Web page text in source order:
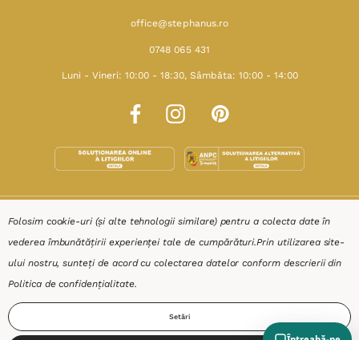
office@stephanus.ro
0748 065 431
Luni - Vineri: 10:00 - 18:30, Sâmbăta: 10:00 - 14:00
SHOP
RESURSE
AJUTOR
Folosim cookie-uri (și alte tehnologii similare) pentru a colecta date în
vederea îmbunătățirii experienței tale de cumpărături.Prin utilizarea site-
ului nostru, sunteți de acord cu colectarea datelor conform descrierii din
Politica de confidențialitate.
Setări